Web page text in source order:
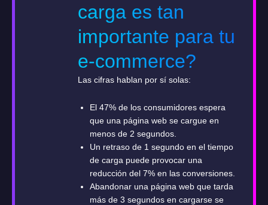
carga es tan
importante para tu
e-commerce?
Las cifras hablan por sí solas:
El 47% de los consumidores espera
que una página web se cargue en
menos de 2 segundos.
Un retraso de 1 segundo en el tiempo
de carga puede provocar una
reducción del 7% en las conversiones.
Abandonar una página web que tarda
más de 3 segundos en cargarse se